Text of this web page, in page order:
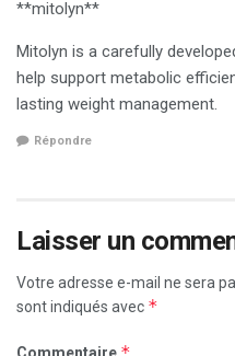
**mitolyn**
Mitolyn is a carefully
help support metabolic
lasting weight management.
Répondre
Laisser un
Votre adresse e-mail ne sera
sont indiqués avec *
Commentaire